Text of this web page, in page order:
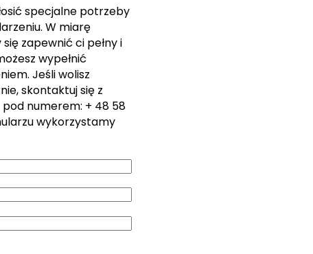
specjalne potrzeby
W miarę
zapewnić ci pełny i
wypełnić
Jeśli wolisz
skontaktuj się z
numerem: + 48 58
wykorzystamy